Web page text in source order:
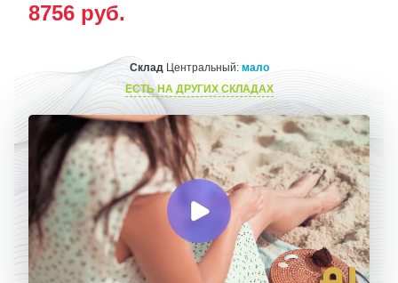
8756 руб.
СкладЦентральный: мало
ЕСТЬ НА ДРУГИХ СКЛАДАХ